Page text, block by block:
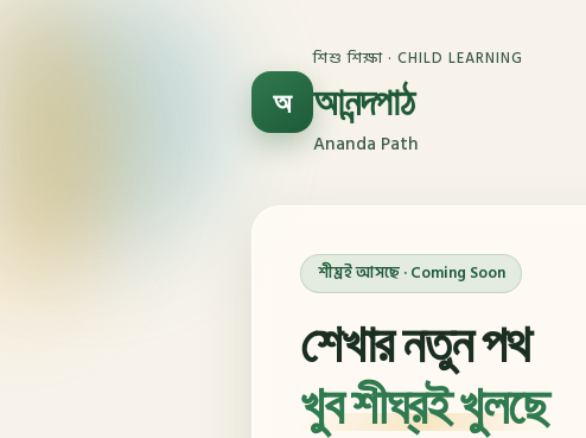
অ
শিশু শিক্ষা · CHILD LEARNING
আনন্দপাঠ
Ananda Path
শীঘ্রই আসছে · Coming Soon
শেখার নতুন পথ
খুব শীঘ্রই খুলছে